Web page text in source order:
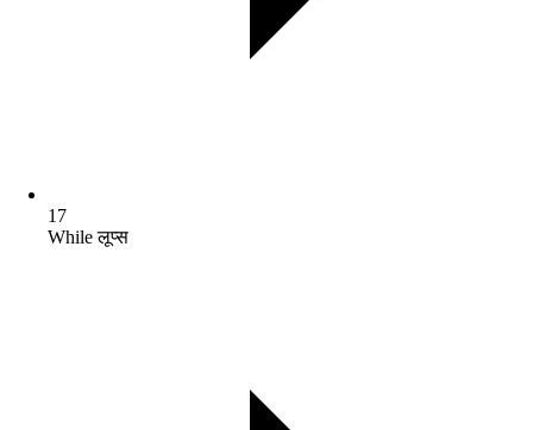
17
While लूप्स